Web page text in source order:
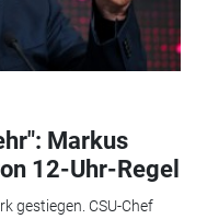
Markus
12-Uhr-Regel
gestiegen. CSU-Chef